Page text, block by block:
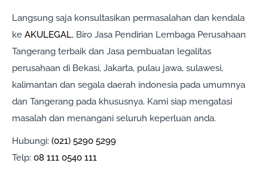
Langsung saja konsultasikan permasalahan dan kendala
ke AKULEGAL, Biro Jasa Pendirian Lembaga Perusahaan
Tangerang terbaik dan Jasa pembuatan legalitas
perusahaan di Bekasi, Jakarta, pulau jawa, sulawesi,
kalimantan dan segala daerah indonesia pada umumnya
dan Tangerang pada khususnya. Kami siap mengatasi
masalah dan menangani seluruh keperluan anda.
Hubungi: (021) 5290 5299
Telp: 08 111 0540 111